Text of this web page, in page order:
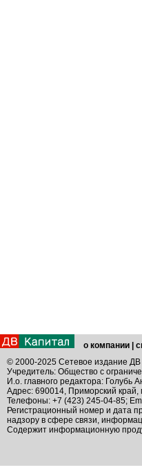
о компании
© 2000-2025 Сетевое издание ДВ
Учредитель: Общество с
И.о. главного редактора: Голубь
Адрес: 690014, Приморский край,
Телефоны: +7 (423) 245-04-85;
Регистрационный номер и дата
надзору в сфере связи,
Содержит информационную